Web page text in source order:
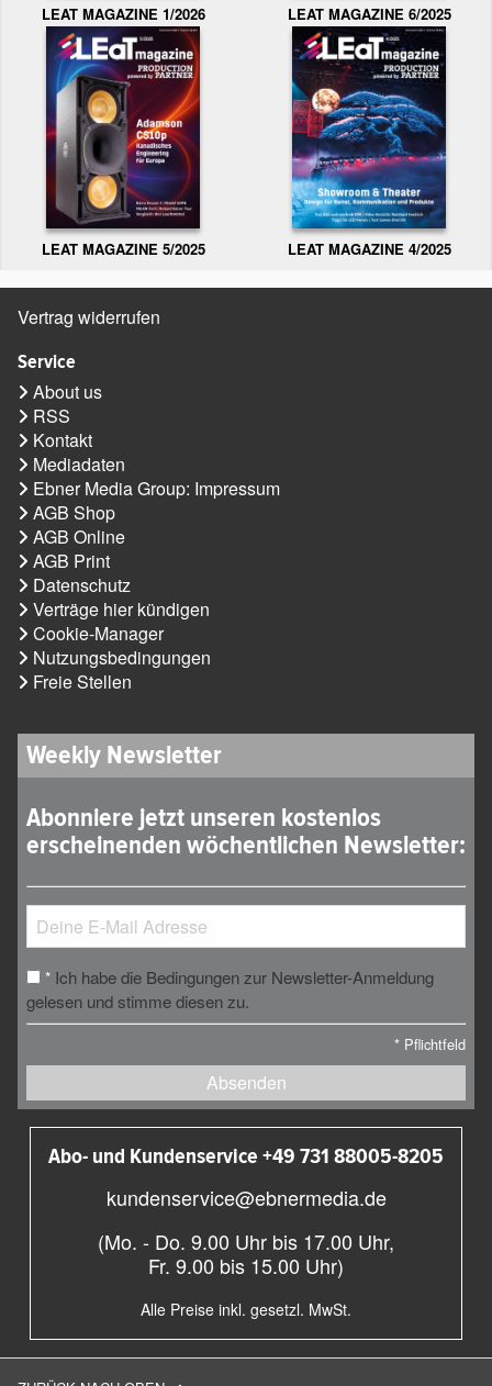
LEAT MAGAZINE 1/2026 LEAT MAGAZINE 6/2025
LEAT MAGAZINE 5/2025 LEAT MAGAZINE 4/2025
Vertrag widerrufen
Service
About us
RSS
Kontakt
Mediadaten
Ebner Media Group: Impressum
AGB Shop
AGB Online
AGB Print
Datenschutz
Verträge hier kündigen
Cookie-Manager
Nutzungsbedingungen
Freie Stellen
Weekly Newsletter
Abonniere jetzt unseren kostenlos
erscheinenden wöchentlichen Newsletter:
* Ich habe die Bedingungen zur Newsletter-Anmeldung
gelesen und stimme diesen zu.
* Pflichtfeld
Absenden
Abo- und Kundenservice +49 731 88005-8205
kundenservice@ebnermedia.de
(Mo. - Do. 9.00 Uhr bis 17.00 Uhr,
Fr. 9.00 bis 15.00 Uhr)
Alle Preise inkl. gesetzl. MwSt.